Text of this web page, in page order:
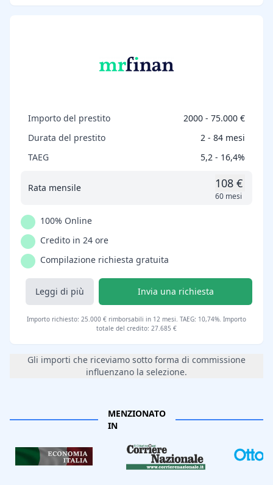
Importo del prestito
2000 - 75.000 €
Durata del prestito
2 - 84 mesi
TAEG
5,2 - 16,4%
Rata mensile 108 €
60 mesi
100% Online
Credito in 24 ore
Compilazione richiesta gratuita
Leggi di più Invia una richiesta
Importo richiesto: 25.000 € rimborsabili in 12 mesi. TAEG: 10,74%. Importo
totale del credito: 27.685 €
Gli importi che riceviamo sotto forma di commissione
influenzano la selezione.
MENZIONATO
IN